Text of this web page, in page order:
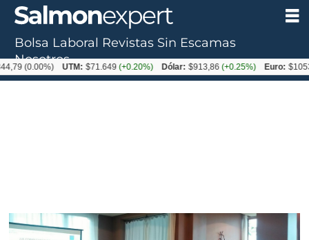
Bolsa Laboral Revistas Sin Escamas
Nosotros
UTM: $71.649(+0.20%) Dólar: $913,86(+0.25%) Euro: $1053,08(-